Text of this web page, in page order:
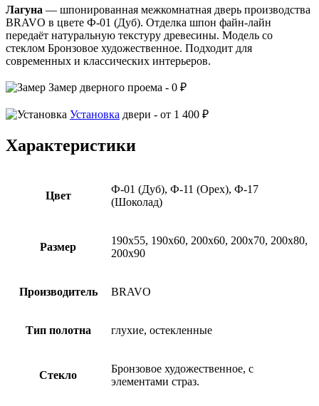
Лагуна — шпонированная межкомнатная дверь производства
BRAVO в цвете Ф-01 (Дуб). Отделка шпон файн-лайн
передаёт натуральную текстуру древесины. Модель со
стеклом Бронзовое художественное. Подходит для
современных и классических интерьеров.
Замер дверного проема - 0 ₽
Установка двери - от 1 400 ₽
Характеристики
Цвет
Ф-01 (Дуб), Ф-11 (Орех), Ф-17
(Шоколад)
Размер
190х55, 190х60, 200х60, 200х70, 200х80,
200х90
Производитель BRAVO
Тип полотна глухие, остекленные
Стекло
Бронзовое художественное, с
элементами страз.